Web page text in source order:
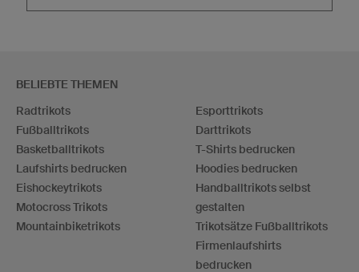
BELIEBTE THEMEN
Radtrikots
Fußballtrikots
Basketballtrikots
Laufshirts bedrucken
Eishockeytrikots
Motocross Trikots
Mountainbiketrikots
Esporttrikots
Darttrikots
T-Shirts bedrucken
Hoodies bedrucken
Handballtrikots selbst
gestalten
Trikotsätze Fußballtrikots
Firmenlaufshirts
bedrucken